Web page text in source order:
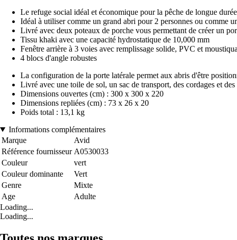
Le refuge social idéal et économique pour la pêche de longue durée
Idéal à utiliser comme un grand abri pour 2 personnes ou comme
Livré avec deux poteaux de porche vous permettant de créer un
Tissu khaki avec une capacité hydrostatique de 10,000 mm
Fenêtre arrière à 3 voies avec remplissage solide, PVC et
4 blocs d'angle robustes
La configuration de la porte latérale permet aux abris d'être
Livré avec une toile de sol, un sac de transport, des cordages et des
Dimensions ouvertes (cm) : 300 x 300 x 220
Dimensions repliées (cm) : 73 x 26 x 20
Poids total : 13,1 kg
Informations complémentaires
Marque
Avid
Référence fournisseur A0530033
Couleur
vert
Couleur dominante
Vert
Genre
Mixte
Age
Adulte
Loading...
Loading...